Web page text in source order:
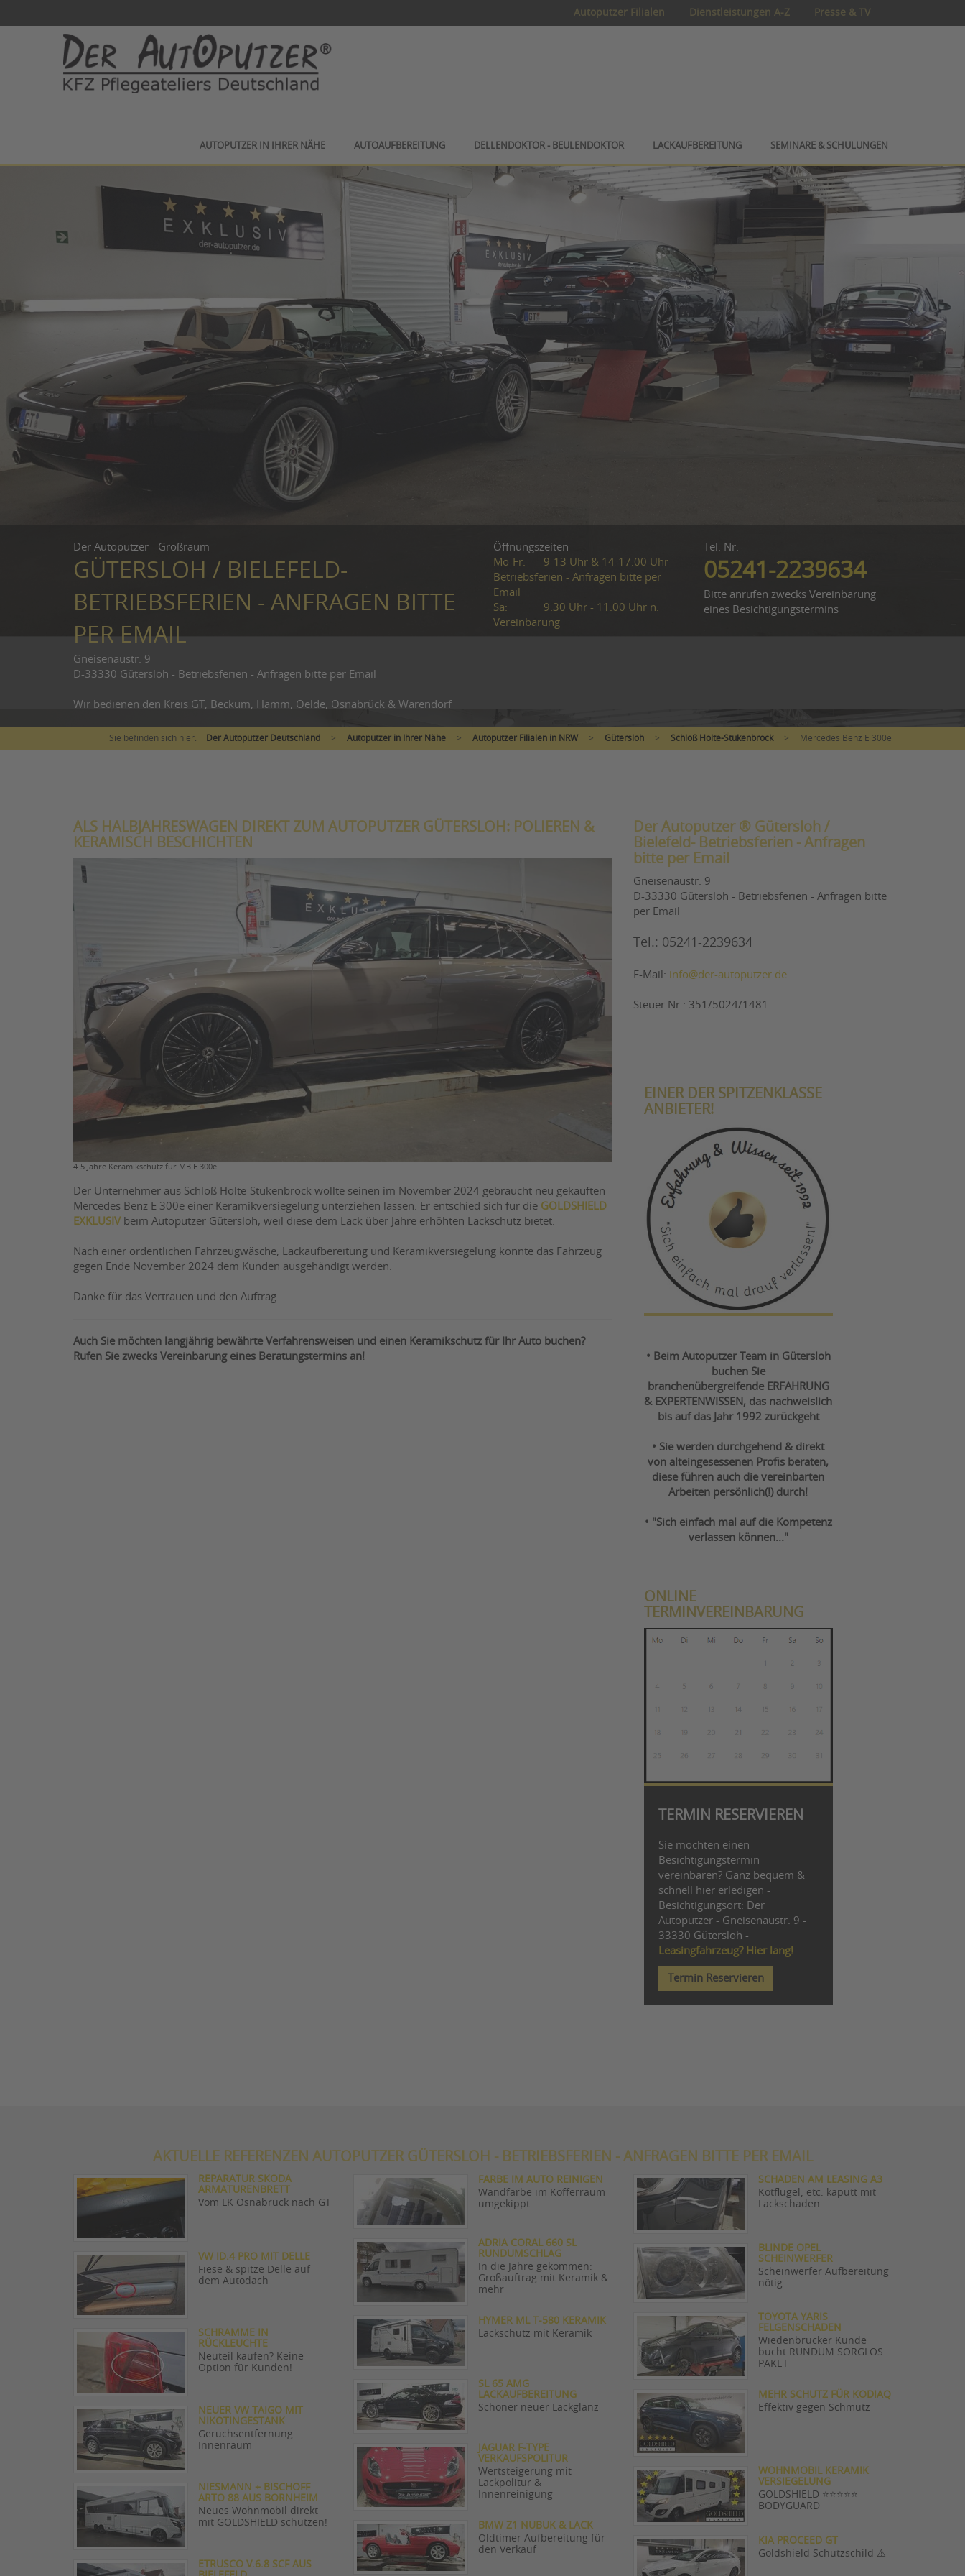
Autoputzer Filialen Dienstleistungen A-Z Presse & TV
AUTOPUTZER IN IHRER NÄHE AUTOAUFBEREITUNG DELLENDOKTOR - BEULENDOKTOR LACKAUFBEREITUNG SEMINARE & SCHULUNGEN
Der Autoputzer - Großraum
GÜTERSLOH / BIELEFELD-
BETRIEBSFERIEN - ANFRAGEN BITTE
PER EMAIL
Gneisenaustr. 9
D-33330 Gütersloh - Betriebsferien - Anfragen bitte per Email
Wir bedienen den Kreis GT, Beckum, Hamm, Oelde, Osnabrück & Warendorf
Öffnungszeiten
Mo-Fr:
9-13 Uhr & 14-17.00 Uhr-
Betriebsferien - Anfragen bitte per
Email
Sa:
9.30 Uhr - 11.00 Uhr n.
Vereinbarung
Tel. Nr.
05241-2239634
Bitte anrufen zwecks Vereinbarung
eines Besichtigungstermins
Sie befinden sich hier: Der Autoputzer Deutschland > Autoputzer in Ihrer Nähe > Autoputzer Filialen in NRW > Gütersloh > Schloß Holte-Stukenbrock > Mercedes Benz E 300e
ALS HALBJAHRESWAGEN DIREKT ZUM AUTOPUTZER GÜTERSLOH: POLIEREN &
KERAMISCH BESCHICHTEN
4-5 Jahre Keramikschutz für MB E 300e
Der Unternehmer aus Schloß Holte-Stukenbrock wollte seinen im November 2024 gebraucht neu gekauften
Mercedes Benz E 300e einer Keramikversiegelung unterziehen lassen. Er entschied sich für die GOLDSHIELD
EXKLUSIV beim Autoputzer Gütersloh, weil diese dem Lack über Jahre erhöhten Lackschutz bietet.
Nach einer ordentlichen Fahrzeugwäsche, Lackaufbereitung und Keramikversiegelung konnte das Fahrzeug
gegen Ende November 2024 dem Kunden ausgehändigt werden.
Danke für das Vertrauen und den Auftrag.
Auch Sie möchten langjährig bewährte Verfahrensweisen und einen Keramikschutz für Ihr Auto buchen?
Rufen Sie zwecks Vereinbarung eines Beratungstermins an!
Der Autoputzer ® Gütersloh /
Bielefeld- Betriebsferien - Anfragen
bitte per Email
Gneisenaustr. 9
D-33330 Gütersloh - Betriebsferien - Anfragen bitte
per Email
Tel.: 05241-2239634
E-Mail: info@der-autoputzer.de
Steuer Nr.: 351/5024/1481
EINER DER SPITZENKLASSE
ANBIETER!
• Beim Autoputzer Team in Gütersloh
buchen Sie
branchenübergreifende ERFAHRUNG
& EXPERTENWISSEN, das nachweislich
bis auf das Jahr 1992 zurückgeht
• Sie werden durchgehend & direkt
von alteingesessenen Profis beraten,
diese führen auch die vereinbarten
Arbeiten persönlich(!) durch!
• "Sich einfach mal auf die Kompetenz
verlassen können..."
ONLINE
TERMINVEREINBARUNG
TERMIN RESERVIEREN
Sie möchten einen
Besichtigungstermin
vereinbaren? Ganz bequem &
schnell hier erledigen -
Besichtigungsort: Der
Autoputzer - Gneisenaustr. 9 -
33330 Gütersloh -
Leasingfahrzeug? Hier lang!
Termin Reservieren
AKTUELLE REFERENZEN AUTOPUTZER GÜTERSLOH - BETRIEBSFERIEN - ANFRAGEN BITTE PER EMAIL
REPARATUR SKODA
ARMATURENBRETT
Vom LK Osnabrück nach GT
VW ID.4 PRO MIT DELLE
Fiese & spitze Delle auf
dem Autodach
SCHRAMME IN
RÜCKLEUCHTE
Neuteil kaufen? Keine
Option für Kunden!
NEUER VW TAIGO MIT
NIKOTINGESTANK
Geruchsentfernung
Innenraum
NIESMANN + BISCHOFF
ARTO 88 AUS BORNHEIM
Neues Wohnmobil direkt
mit GOLDSHIELD schützen!
ETRUSCO V.6.8 SCF AUS
FARBE IM AUTO REINIGEN
Wandfarbe im Kofferraum
umgekippt
ADRIA CORAL 660 SL
RUNDUMSCHLAG
In die Jahre gekommen:
Großauftrag mit Keramik &
mehr
HYMER ML T-580 KERAMIK
Lackschutz mit Keramik
SL 65 AMG
LACKAUFBEREITUNG
Schöner neuer Lackglanz
JAGUAR F-TYPE
VERKAUFSPOLITUR
Wertsteigerung mit
Lackpolitur &
Innenreinigung
BMW Z1 NUBUK & LACK
Oldtimer Aufbereitung für
den Verkauf
SCHADEN AM LEASING A3
Kotflügel, etc. kaputt mit
Lackschaden
BLINDE OPEL
SCHEINWERFER
Scheinwerfer Aufbereitung
nötig
TOYOTA YARIS
FELGENSCHADEN
Wiedenbrücker Kunde
bucht RUNDUM SORGLOS
PAKET
MEHR SCHUTZ FÜR KODIAQ
Effektiv gegen Schmutz
WOHNMOBIL KERAMIK
VERSIEGELUNG
GOLDSHIELD ⭐️⭐️⭐️⭐️⭐️
BODYGUARD
KIA PROCEED GT
Goldshield Schutzschild ⚠️